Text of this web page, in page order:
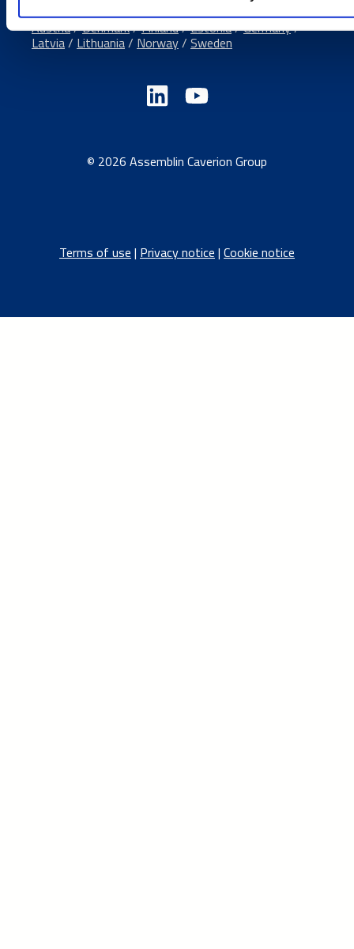
Austria/Denmark/Finland/Estonia/Germany/
Latvia/Lithuania/Norway/Sweden
© 2026 Assemblin Caverion Group
Terms of use|Privacy notice|Cookie notice